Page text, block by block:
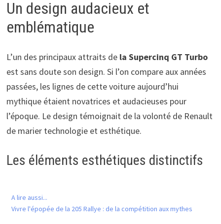
Un design audacieux et
emblématique
L’un des principaux attraits dela Supercinq GT Turbo
est sans doute son design. Si l’on compare aux années
passées, les lignes de cette voiture aujourd’hui
mythique étaient novatrices et audacieuses pour
l’époque. Le design témoignait de la volonté de Renault
de marier technologie et esthétique.
Les éléments esthétiques distinctifs
A lire aussi...
Vivre l'épopée de la 205 Rallye : de la compétition aux mythes